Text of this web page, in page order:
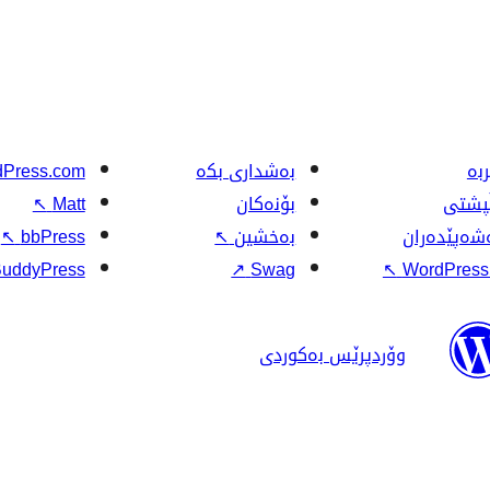
↖
بەشداری بکە
بۆنەکان
بەخشین↖
Swag
↗
Matt
↖
bbPress
↖
وۆردپرێس بەکوردی